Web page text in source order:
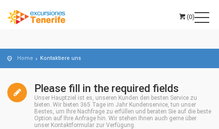
(0)
Home Kontaktiere uns
Please fill in the required fields
Unser Hauptziel ist es, unseren Kunden den besten Service zu
bieten. Wir bieten 365 Tage im Jahr Kundenservice, tun unser
Bestes, um Ihre Nachfrage zu erfüllen und beraten Sie auf die beste
Option auf Ihre Anfrage hin. Wir stehen Ihnen auch gerne über
unser Kontaktformular zur Verfügung.